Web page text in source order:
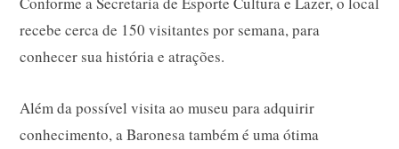
recebe cerca de 150 visitantes por semana, para
conhecer sua história e atrações.
Além da possível visita ao museu para adquirir
conhecimento, a Baronesa também é uma ótima